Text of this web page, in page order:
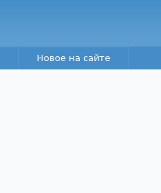
Новое на сайте